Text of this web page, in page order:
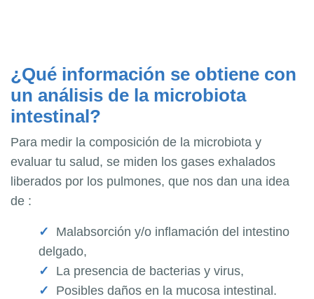
¿Qué información se obtiene con
un análisis de la microbiota
intestinal?
Para medir la composición de la microbiota y
evaluar tu salud, se miden los gases exhalados
liberados por los pulmones, que nos dan una idea
de :
Malabsorción y/o inflamación del intestino
delgado,
La presencia de bacterias y virus,
Posibles daños en la mucosa intestinal.